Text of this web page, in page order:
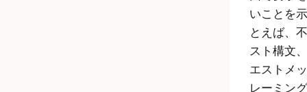
いことを
とえば、
スト構文
エストメ
レーミン